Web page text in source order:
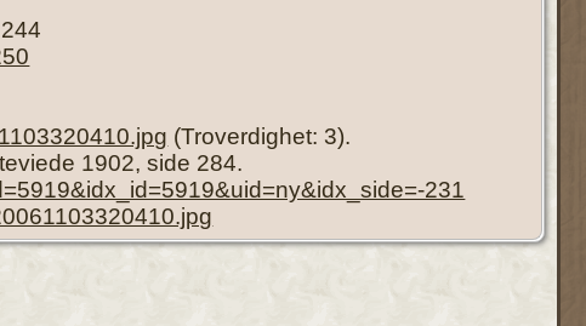
(Troverdighet: 3).
1902, side 284.
231